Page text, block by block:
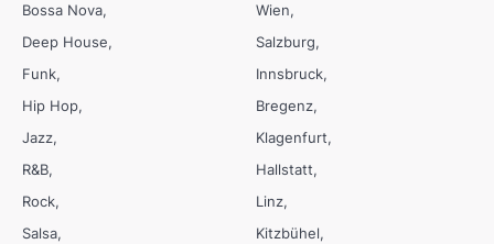
Bossa Nova
Deep House
Funk
Hip Hop
Jazz
R&B
Rock
Salsa
Wien
Salzburg
Innsbruck
Bregenz
Klagenfurt
Hallstatt
Linz
Kitzbühel